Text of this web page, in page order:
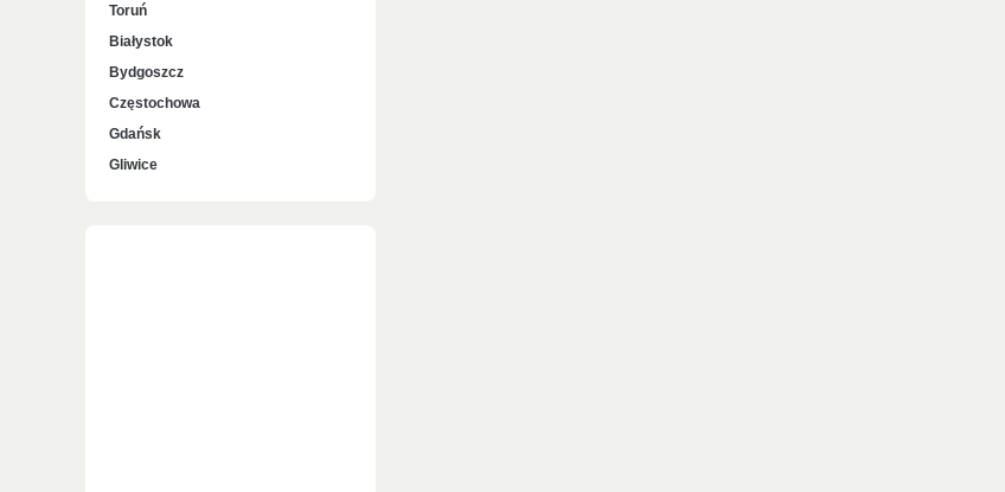
Toruń
Białystok
Bydgoszcz
Częstochowa
Gdańsk
Gliwice